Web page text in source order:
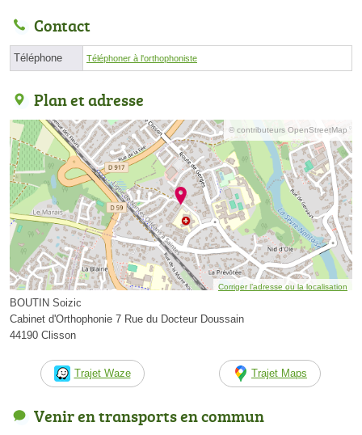
Contact
Téléphone Téléphoner à l'orthophoniste
Plan et adresse
© contributeurs OpenStreetMap
Corriger l’adresse ou la localisation
BOUTIN Soizic
Cabinet d'Orthophonie 7 Rue du Docteur Doussain
44190 Clisson
Trajet Waze Trajet Maps
Venir en transports en commun